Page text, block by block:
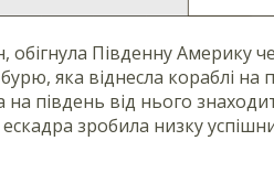
Південну Америку
яка віднесла кораблі на
південь від нього
зробила низку